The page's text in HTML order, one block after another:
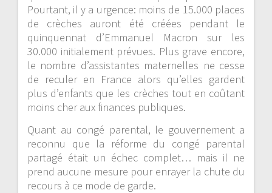
Pourtant, il y a urgence: moins de 15.000 places
de crèches auront été créées pendant le
quinquennat d’Emmanuel Macron sur les
30.000 initialement prévues. Plus grave encore,
le nombre d’assistantes maternelles ne cesse
de reculer en France alors qu’elles gardent
plus d’enfants que les crèches tout en coûtant
moins cher aux finances publiques.
Quant au congé parental, le gouvernement a
reconnu que la réforme du congé parental
partagé était un échec complet… mais il ne
prend aucune mesure pour enrayer la chute du
recours à ce mode de garde.